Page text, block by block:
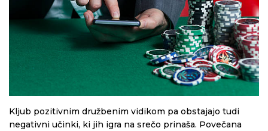
Kljub pozitivnim družbenim vidikom pa obstajajo tudi
negativni učinki, ki jih igra na srečo prinaša. Povečana